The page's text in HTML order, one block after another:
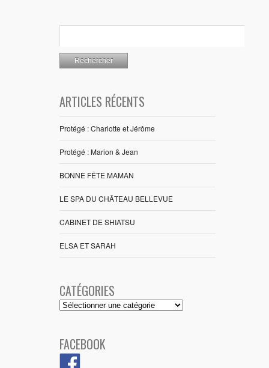
ARTICLES RÉCENTS
Protégé : Charlotte et Jérôme
Protégé : Marion & Jean
BONNE FÊTE MAMAN
LE SPA DU CHÂTEAU BELLEVUE
CABINET DE SHIATSU
ELSA ET SARAH
CATÉGORIES
Catégories
FACEBOOK